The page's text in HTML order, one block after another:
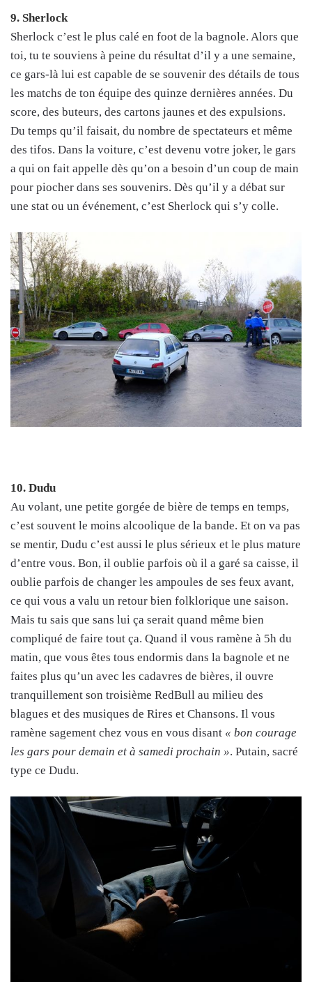
9. Sherlock
Sherlock c’est le plus calé en foot de la bagnole. Alors que
toi, tu te souviens à peine du résultat d’il y a une semaine,
ce gars-là lui est capable de se souvenir des détails de tous
les matchs de ton équipe des quinze dernières années. Du
score, des buteurs, des cartons jaunes et des expulsions.
Du temps qu’il faisait, du nombre de spectateurs et même
des tifos. Dans la voiture, c’est devenu votre joker, le gars
a qui on fait appelle dès qu’on a besoin d’un coup de main
pour piocher dans ses souvenirs. Dès qu’il y a débat sur
une stat ou un événement, c’est Sherlock qui s’y colle.
10. Dudu
Au volant, une petite gorgée de bière de temps en temps,
c’est souvent le moins alcoolique de la bande. Et on va pas
se mentir, Dudu c’est aussi le plus sérieux et le plus mature
d’entre vous. Bon, il oublie parfois où il a garé sa caisse, il
oublie parfois de changer les ampoules de ses feux avant,
ce qui vous a valu un retour bien folklorique une saison.
Mais tu sais que sans lui ça serait quand même bien
compliqué de faire tout ça. Quand il vous ramène à 5h du
matin, que vous êtes tous endormis dans la bagnole et ne
faites plus qu’un avec les cadavres de bières, il ouvre
tranquillement son troisième RedBull au milieu des
blagues et des musiques de Rires et Chansons. Il vous
ramène sagement chez vous en vous disant « bon courage
les gars pour demain et à samedi prochain ». Putain, sacré
type ce Dudu.